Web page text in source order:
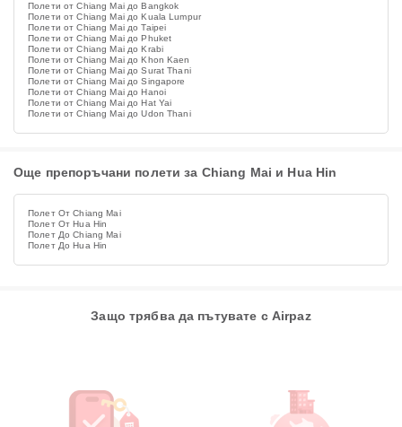
Полети от Chiang Mai до Bangkok
Полети от Chiang Mai до Kuala Lumpur
Полети от Chiang Mai до Taipei
Полети от Chiang Mai до Phuket
Полети от Chiang Mai до Krabi
Полети от Chiang Mai до Khon Kaen
Полети от Chiang Mai до Surat Thani
Полети от Chiang Mai до Singapore
Полети от Chiang Mai до Hanoi
Полети от Chiang Mai до Hat Yai
Полети от Chiang Mai до Udon Thani
Още препоръчани полети за Chiang Mai и Hua Hin
Полет От Chiang Mai
Полет От Hua Hin
Полет До Chiang Mai
Полет До Hua Hin
Защо трябва да пътувате с Airpaz